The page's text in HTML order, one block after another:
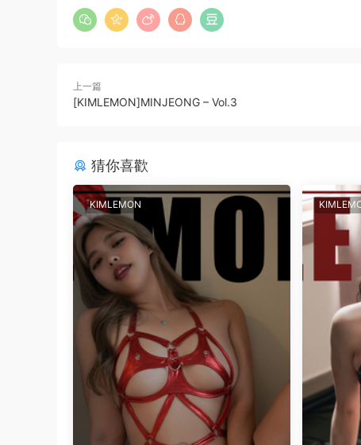
上一篇
[KIMLEMON]MINJEONG – Vol.3
猜你喜歡
KIMLEMON